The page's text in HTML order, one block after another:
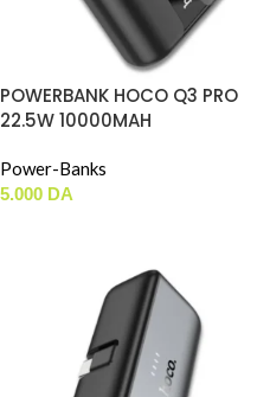
POWERBANK HOCO Q3 PRO
22.5W 10000MAH
Power-Banks
5.000 DA